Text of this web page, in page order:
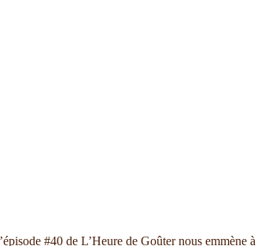
#40 de L’Heure de Goûter nous emmène à